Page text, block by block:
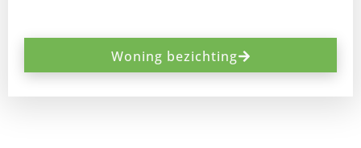
Woning bezichting